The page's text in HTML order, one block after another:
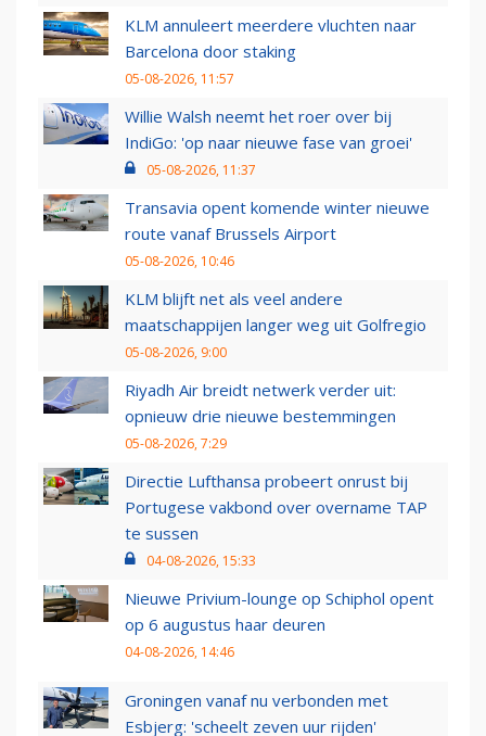
KLM annuleert meerdere vluchten naar
Barcelona door staking
05-08-2026, 11:57
Willie Walsh neemt het roer over bij
IndiGo: 'op naar nieuwe fase van groei'
05-08-2026, 11:37
Transavia opent komende winter nieuwe
route vanaf Brussels Airport
05-08-2026, 10:46
KLM blijft net als veel andere
maatschappijen langer weg uit Golfregio
05-08-2026, 9:00
Riyadh Air breidt netwerk verder uit:
opnieuw drie nieuwe bestemmingen
05-08-2026, 7:29
Directie Lufthansa probeert onrust bij
Portugese vakbond over overname TAP
te sussen
04-08-2026, 15:33
Nieuwe Privium-lounge op Schiphol opent
op 6 augustus haar deuren
04-08-2026, 14:46
Groningen vanaf nu verbonden met
Esbjerg: 'scheelt zeven uur rijden'